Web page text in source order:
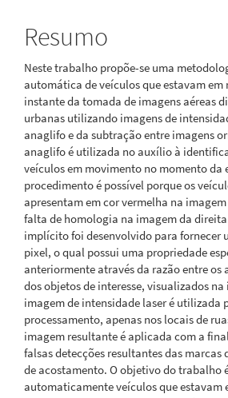
Resumo
Neste trabalho propõe-se uma
automática de veículos que estavam
instante da tomada de imagens aéreas
urbanas utilizando imagens de
anaglifo e da subtração entre imagens
anaglifo é utilizada no auxílio à
veículos em movimento no momento da
procedimento é possível porque os
apresentam em cor vermelha na
falta de homologia na imagem da
implícito foi desenvolvido para fornecer
pixel, o qual possui uma propriedade
anteriormente através da razão entre os
dos objetos de interesse, visualizados
imagem de intensidade laser é utilizada
processamento, apenas nos locais de
imagem resultante é aplicada com a
falsas detecções resultantes das marcas
de acostamento. O objetivo do trabalho
automaticamente veículos que estavam